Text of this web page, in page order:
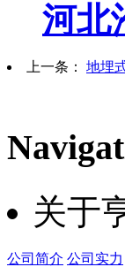
河北
上一条： 地埋
关于
公司简介 公司实力